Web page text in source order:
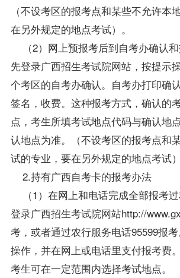
（不设考区的报考点和某些不允许本
在另外规定的地点考试）。
（2）网上预报考后到自考办确认
先登录广西招生考试院网站，按提示
个考区的自考办确认。自考办打印确
签名，收费。这种报考方式，确认的
点，考生所填考试地点代码与确认地
认地点为准。（不设考区的报考点和
试的专业，要在另外规定的地点考试）
2.持有广西自考卡的报考办法
（1）在网上和电话完成全部报考
登录广西招生考试院网站http://
考，或者通过农行服务电话95599报
操作，并在网上或电话里支付报考费
考生可在一定范围内选择考试地点。